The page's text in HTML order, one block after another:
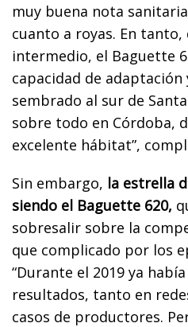
muy buena nota
cuanto a royas. En tanto,
intermedio, el Baguette
capacidad de adaptación
sembrado al sur de
sobre todo en Córdoba,
excelente hábitat”,
Sin embargo, la estrella
siendo el Baguette 620,
sobresalir sobre la
que complicado por los
“Durante el 2019 ya
resultados, tanto en
casos de productores.